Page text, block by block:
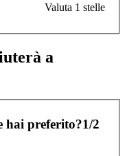
Valuta 1 stelle
a
hai preferito?1/2